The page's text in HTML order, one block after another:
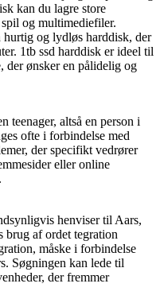
kan du lagre store
og multimediefiler.
og lydløs harddisk, der
1tb ssd harddisk er ideel til
der ønsker en pålidelig og
teenager, altså en person i
ofte i forbindelse med
der specifikt vedrører
eller online
henviser til Aars,
af ordet tegration
måske i forbindelse
Søgningen kan lede til
der fremmer